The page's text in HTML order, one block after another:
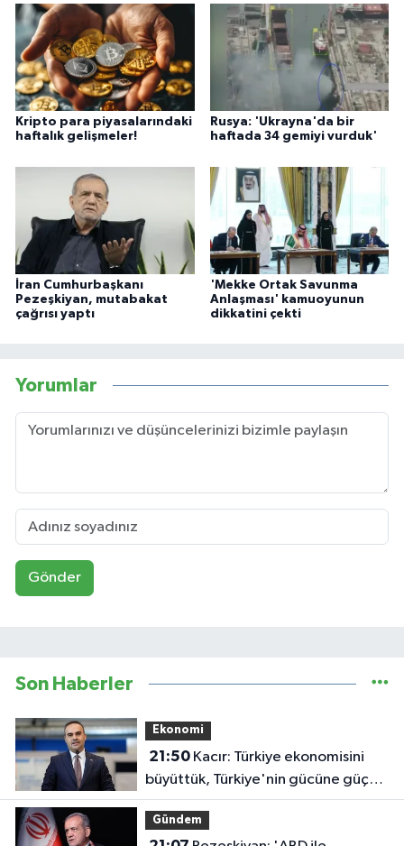
Kripto para piyasalarındaki
haftalık gelişmeler!
Rusya: 'Ukrayna'da bir
haftada 34 gemiyi vurduk'
İran Cumhurbaşkanı
Pezeşkiyan, mutabakat
çağrısı yaptı
'Mekke Ortak Savunma
Anlaşması' kamuoyunun
dikkatini çekti
Yorumlar
Gönder
Son Haberler
Ekonomi
21:50Kacır: Türkiye ekonomisini
büyüttük, Türkiye'nin gücüne güç
kattık
Gündem